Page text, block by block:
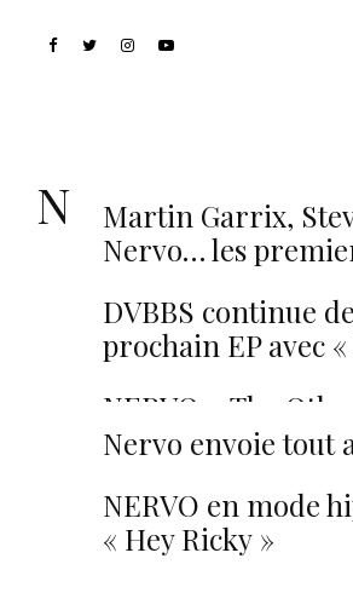
NervoMartin Garrix,
Nervo… les
DVBBS continue
prochain EP avec
NERVO – The Other
Nervo envoie tout
NERVO en mode
« Hey Ricky »